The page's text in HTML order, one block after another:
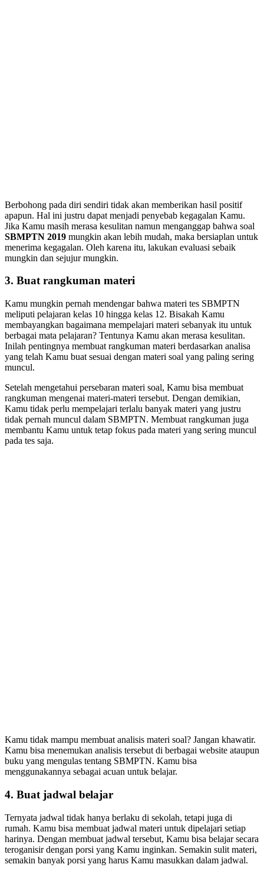
Berbohong pada diri sendiri tidak akan memberikan hasil positif
apapun. Hal ini justru dapat menjadi penyebab kegagalan Kamu.
Jika Kamu masih merasa kesulitan namun menganggap bahwa soal
SBMPTN 2019 mungkin akan lebih mudah, maka bersiaplan untuk
menerima kegagalan. Oleh karena itu, lakukan evaluasi sebaik
mungkin dan sejujur mungkin.
3. Buat rangkuman materi
Kamu mungkin pernah mendengar bahwa materi tes SBMPTN
meliputi pelajaran kelas 10 hingga kelas 12. Bisakah Kamu
membayangkan bagaimana mempelajari materi sebanyak itu untuk
berbagai mata pelajaran? Tentunya Kamu akan merasa kesulitan.
Inilah pentingnya membuat rangkuman materi berdasarkan analisa
yang telah Kamu buat sesuai dengan materi soal yang paling sering
muncul.
Setelah mengetahui persebaran materi soal, Kamu bisa membuat
rangkuman mengenai materi-materi tersebut. Dengan demikian,
Kamu tidak perlu mempelajari terlalu banyak materi yang justru
tidak pernah muncul dalam SBMPTN. Membuat rangkuman juga
membantu Kamu untuk tetap fokus pada materi yang sering muncul
pada tes saja.
Kamu tidak mampu membuat analisis materi soal? Jangan khawatir.
Kamu bisa menemukan analisis tersebut di berbagai website ataupun
buku yang mengulas tentang SBMPTN. Kamu bisa
menggunakannya sebagai acuan untuk belajar.
4. Buat jadwal belajar
Ternyata jadwal tidak hanya berlaku di sekolah, tetapi juga di
rumah. Kamu bisa membuat jadwal materi untuk dipelajari setiap
harinya. Dengan membuat jadwal tersebut, Kamu bisa belajar secara
teroganisir dengan porsi yang Kamu inginkan. Semakin sulit materi,
semakin banyak porsi yang harus Kamu masukkan dalam jadwal.